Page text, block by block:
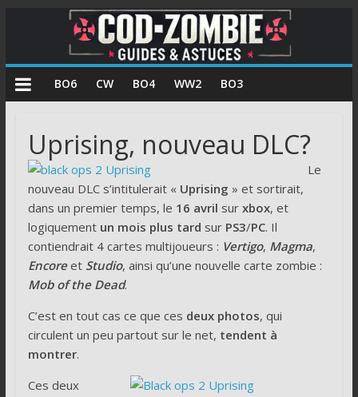
COD
Guides
astuces
pour
mode
zombie
de
Duty
BO6 CW BO4 WW2 BO3
Uprising, nouveau DLC?
Le
nouveau DLC s’intitulerait « Uprising » et sortirait,
dans un premier temps, le 16 avril sur xbox, et
logiquementun mois plus tard surPS3/PC. Il
contiendrait 4 cartes multijoueurs : Vertigo, Magma,
Encoreet Studio, ainsi qu’une nouvelle carte zombie :
Mob of the Dead.
C’est en tout cas ce que ces deux photos, qui
circulent un peu partout sur le net, tendent à
montrer.
Ces deux